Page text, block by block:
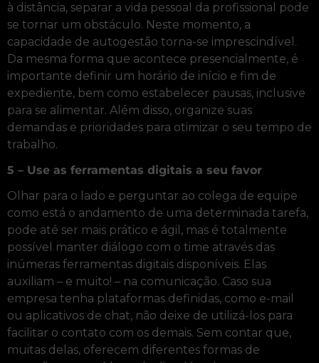
à distância, separar a vida pessoal da profissional pode
se tornar um obstáculo. Neste momento, a
capacidade de autogestão torna-se imprescindível.
Da mesma forma que acontece presencialmente, é
importante definir um horário de início e fim de
expediente, bem como estabelecer pausas, inclusive
para se alimentar. Além disso, organize suas
demandas e prioridades para otimizar o seu tempo de
trabalho.
5 – Use as ferramentas digitais a seu favor
Olhar para o lado e perguntar ao colega de equipe
como está o andamento de uma determinada tarefa,
pode até ser mais prático e ágil, mas é totalmente
possível manter diálogo com o time através das
inúmeras ferramentas digitais disponíveis. Elas
auxiliam – e muito! – na comunicação. Caso sua
empresa tenha plataformas definidas, como e-mail
ou aplicativos de chat, não deixe de utilizá-los para
facilitar o contato com os demais. Sem contar que,
muitas delas, oferecem diferentes formas de